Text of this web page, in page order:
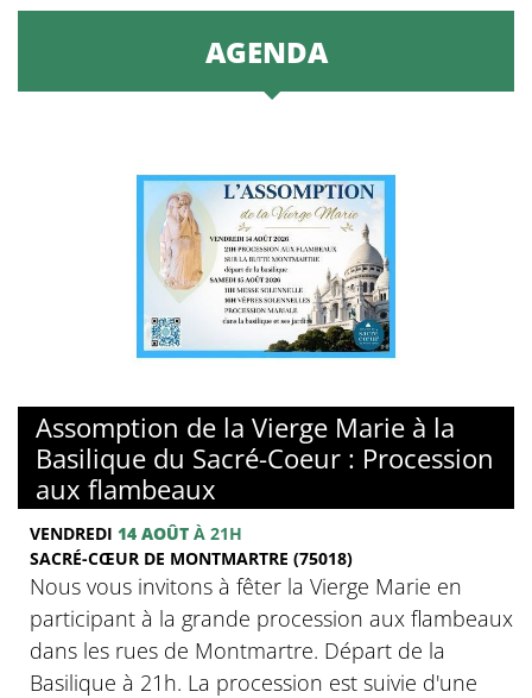
AGENDA
Assomption de la Vierge Marie à la
Basilique du Sacré-Coeur : Procession
aux flambeaux
VENDREDI 14 AOÛT À 21H
SACRÉ-CŒUR DE MONTMARTRE (75018)
Nous vous invitons à fêter la Vierge Marie en
participant à la grande procession aux flambeaux
dans les rues de Montmartre. Départ de la
Basilique à 21h. La procession est suivie d'une